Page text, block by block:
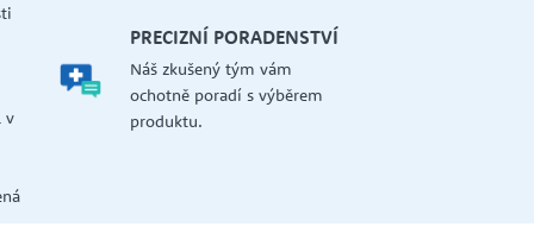
v
PRECIZNÍ PORADENSTVÍ
Náš zkušený tým vám
ochotně poradí s výběrem
produktu.